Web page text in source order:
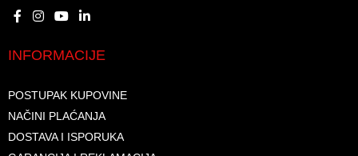
INFORMACIJE
POSTUPAK KUPOVINE
NAČINI PLAĆANJA
DOSTAVA I ISPORUKA